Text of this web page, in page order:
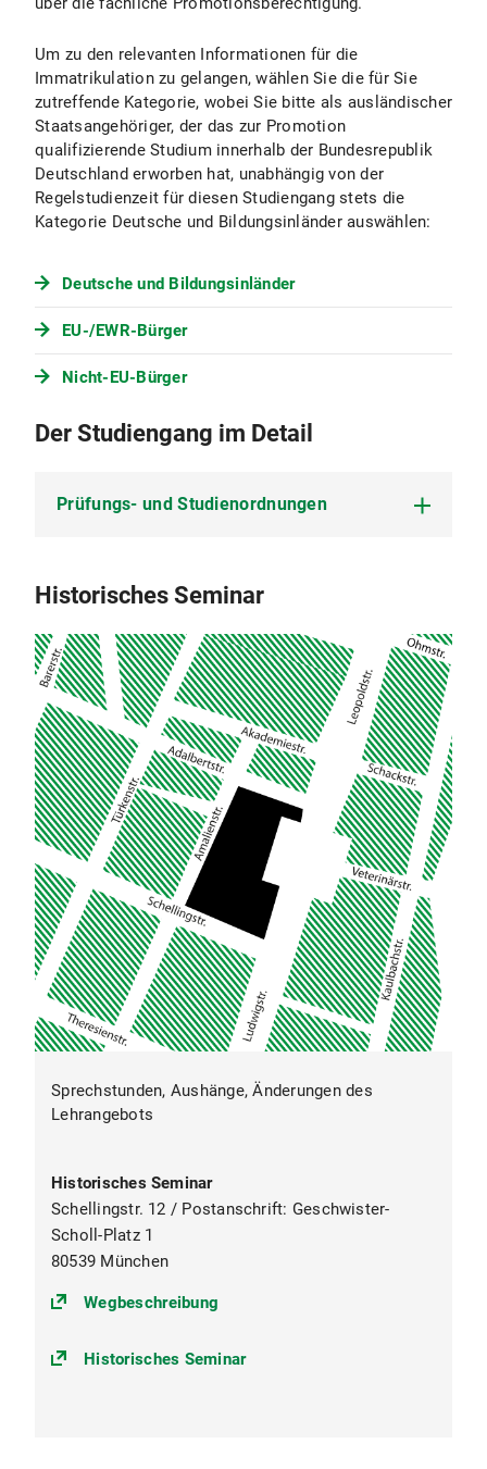
Promotion kann für den Zeitraum von
Um zu den relevanten Informationen für die
Immatrikulation zu gelangen, wählen Sie die für Sie
zutreffende Kategorie, wobei Sie bitte als ausländischer
Staatsangehöriger, der das zur Promotion
qualifizierende Studium innerhalb der Bundesrepublik
Deutschland erworben hat, unabhängig von der
Regelstudienzeit für diesen Studiengang stets die
Kategorie Deutsche und Bildungsinländer auswählen:
Deutsche und Bildungsinländer
EU-/EWR-Bürger
Nicht-EU-Bürger
Der Studiengang im Detail
Prüfungs- und Studienordnungen
Promotionsordnung der Ludwig-Maximilians-
11, 12 und 13 (2016) vom 1. Juli 2021 (PDF, 30
KB)
Satzung zur Änderung der Promotionsordnung
der Ludwig-Maximilians-Universität München für
die Fakultäten 09, 10, 11, 12 und 13 (2016) vom
17. August 2017 (PDF, 38 KB)
Promotionsordnung Dr. phil. (PDF, 123 KB)
Historisches Seminar
Sprechstunden, Aushänge, Änderungen des
Lehrangebots
Historisches Seminar
Schellingstr. 12 / Postanschrift: Geschwister-
Scholl-Platz 1
80539 München
Wegbeschreibung
Historisches Seminar